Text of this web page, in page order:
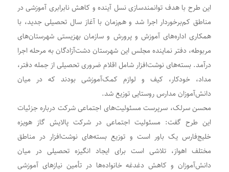
این طرح با هدف توانمندسازی نسل آینده و کاهش نابرابری آموزشی در
مناطق کم‌برخوردار اجرا شد و هم‌زمان با آغاز سال تحصیلی جدید، با
همکاری اداره‌های آموزش و پرورش و سازمان بهزیستی شهرستان‌های
مربوطه، دفتر نماینده مجلس این شهرستان دشت‌آزادگان به مرحله اجرا
درآمد. بسته‌های نوشت‌افزار شامل اقلام ضروری تحصیلی از جمله دفتر،
مداد، خودکار، کیف و لوازم کمک‌آموزشی بودند که در میان
دانش‌آموزان مدارس روستایی توزیع شد.
محسن سرلک، سرپرست مسئولیت‌های اجتماعی شرکت درباره جزئیات
این طرح گفت: مسئولیت اجتماعی در شرکت پالایش گاز هویزه
خلیج‌فارس یک باور است و توزیع بسته‌های نوشت‌افزار در مناطق
مختلف اهواز، تلاشی است برای ایجاد انگیزه تحصیلی در میان
دانش‌آموزان و کاهش دغدغه خانواده‌ها در تأمین نیازهای آموزشی